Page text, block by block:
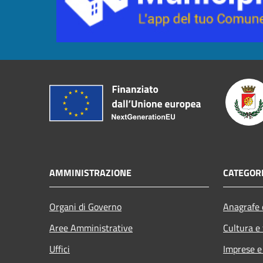
AMMINISTRAZIONE
Organi di Governo
Aree Amministrative
Uffici
Cultura
Imprese